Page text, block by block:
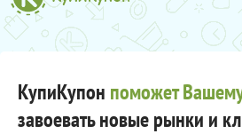
КупиКупон поможет
завоевать новые рынки и